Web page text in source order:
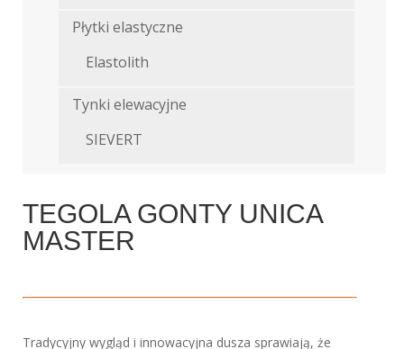
Płytki elastyczne
Elastolith
Tynki elewacyjne
SIEVERT
TEGOLA GONTY UNICA
MASTER
Tradycyjny wygląd i innowacyjna dusza sprawiają, że